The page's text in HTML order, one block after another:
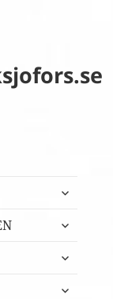
expandera
expandera
expandera
expandera